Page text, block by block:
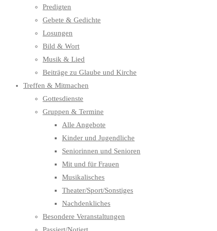
Predigten
Gebete & Gedichte
Losungen
Bild & Wort
Musik & Lied
Beiträge zu Glaube und Kirche
Treffen & Mitmachen
Gottesdienste
Gruppen & Termine
Alle Angebote
Kinder und Jugendliche
Seniorinnen und Senioren
Mit und für Frauen
Musikalisches
Theater/Sport/Sonstiges
Nachdenkliches
Besondere Veranstaltungen